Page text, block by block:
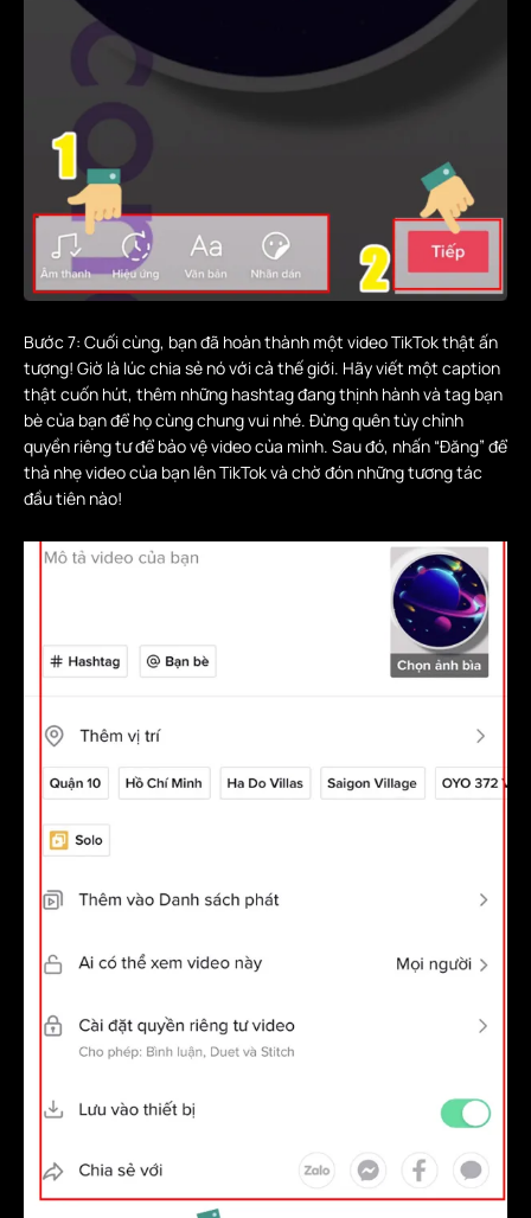
Bước 7: Cuối cùng, bạn đã hoàn thành một video TikTok thật ấn
tượng! Giờ là lúc chia sẻ nó với cả thế giới. Hãy viết một caption
thật cuốn hút, thêm những hashtag đang thịnh hành và tag bạn
bè của bạn để họ cùng chung vui nhé. Đừng quên tùy chỉnh
quyền riêng tư để bảo vệ video của mình. Sau đó, nhấn “Đăng” để
thả nhẹ video của bạn lên TikTok và chờ đón những tương tác
đầu tiên nào!